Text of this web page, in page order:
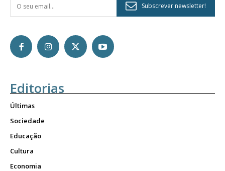
Subscrever newsletter!
Editorias
Últimas
Sociedade
Educação
Cultura
Economia